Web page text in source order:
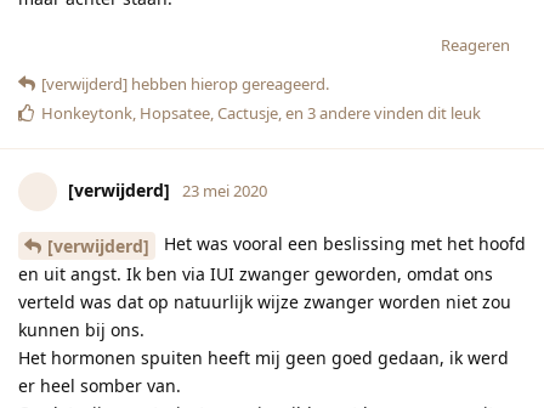
Reageren
[verwijderd] hebben hierop gereageerd.
Honkeytonk, Hopsatee,Cactusje, en 3anderevinden dit leuk
[verwijderd] 23 mei 2020
[verwijderd]
Het was vooral een beslissing met het hoofd
en uit angst. Ik ben via IUI zwanger geworden, omdat ons
verteld was dat op natuurlijk wijze zwanger worden niet zou
kunnen bij ons.
Het hormonen spuiten heeft mij geen goed gedaan, ik werd
er heel somber van.